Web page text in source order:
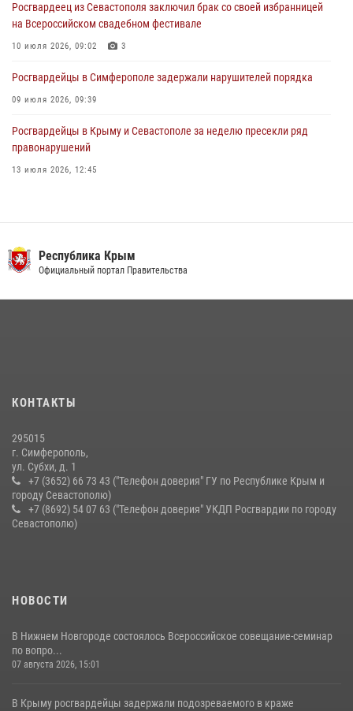
Росгвардеец из Севастополя заключил брак со своей избранницей
на Всероссийском свадебном фестивале
10 июля 2026, 09:02 3
Росгвардейцы в Симферополе задержали нарушителей порядка
09 июля 2026, 09:39
Росгвардейцы в Крыму и Севастополе за неделю пресекли ряд
правонарушений
13 июля 2026, 12:45
В Ялте росгвардейцы задержали подозреваемого в краже
серию правонарушений в Севастополе
Республика Крым
Официальный портал Правительства
КОНТАКТЫ
295015
г. Симферополь,
ул. Субхи, д. 1
+7 (3652) 66 73 43 ("Телефон доверия" ГУ по Республике Крым и
городу Севастополю)
+7 (8692) 54 07 63 ("Телефон доверия" УКДП Росгвардии по городу
Севастополю)
НОВОСТИ
В Нижнем Новгороде состоялось Всероссийское совещание-семинар
по вопро...
07 августа 2026, 15:01
В Крыму росгвардейцы задержали подозреваемого в краже